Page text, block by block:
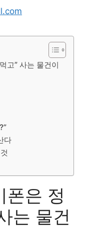
고” 사는 물건이
다
폰은 정
는 물건